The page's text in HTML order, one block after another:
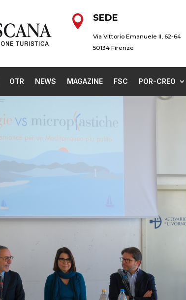
 SEDE
Via Vittorio Emanuele II, 62-64
50134 Firenze
OTR NEWS MAGAZINE FSC POR-CREO